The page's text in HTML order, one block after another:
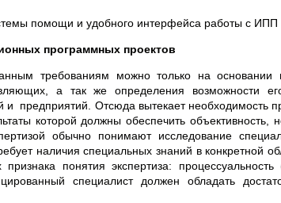
помощи и удобного интерфейса работы с ИПП
программных проектов
требованиям можно только на основании
а так же определения возможности
и предприятий. Отсюда вытекает необходимость
которой должны обеспечить объективность,
обычно понимают исследование
наличия специальных знаний в конкретной
понятия экспертиза:
специалист должен обладать